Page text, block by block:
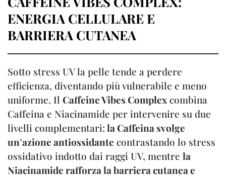
ENERGIA CELLULARE E
BARRIERA CUTANEA
Sotto stress UV la pelle tende a perdere
efficienza, diventando più vulnerabile e meno
uniforme. Il Caffeine Vibes Complexcombina
Caffeina e Niacinamide per intervenire su due
livelli complementari:la Caffeina svolge
un’azione antiossidante contrastando lo stress
ossidativo indotto dai raggi UV, mentre la
Niacinamide rafforza la barriera cutanea e